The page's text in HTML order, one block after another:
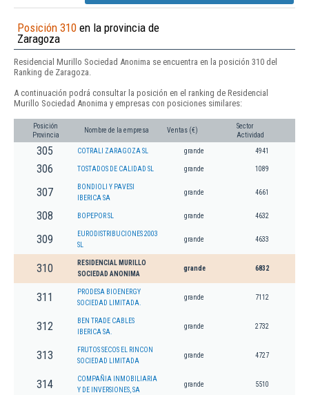
Posición 310 en la provincia de
Zaragoza
Residencial Murillo Sociedad Anonima se encuentra en la posición 310 del
Ranking de Zaragoza.
A continuación podrá consultar la posición en el ranking de Residencial
Murillo Sociedad Anonima y empresas con posiciones similares:
Posición
Provincia
Nombre de la empresa Ventas (€)
Sector
Actividad
305 COTRALI ZARAGOZA SL grande 4941
306 TOSTADOS DE CALIDAD SL grande 1089
307
BONDIOLI Y PAVESI
IBERICA SA
grande 4661
308 BOPEPOR SL grande 4632
309
EURODISTRIBUCIONES 2003
SL
grande 4633
310
RESIDENCIAL MURILLO
SOCIEDAD ANONIMA
grande 6832
311
PRODESA BIOENERGY
SOCIEDAD LIMITADA.
grande 7112
312
BEN TRADE CABLES
IBERICA SA.
grande 2732
313
FRUTOS SECOS EL RINCON
SOCIEDAD LIMITADA
grande 4727
314
COMPAÑIA INMOBILIARIA
Y DE INVERSIONES, SA
grande 5510